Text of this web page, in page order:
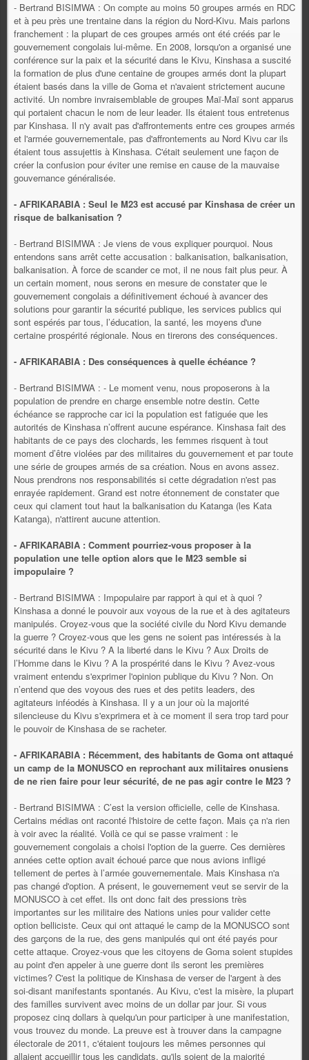
- Bertrand BISIMWA : On compte au moins 50 groupes armés en RDC
et à peu près une trentaine dans la région du Nord-Kivu. Mais parlons
franchement : la plupart de ces groupes armés ont été créés par le
gouvernement congolais lui-même. En 2008, lorsqu'on a organisé une
conférence sur la paix et la sécurité dans le Kivu, Kinshasa a suscité
la formation de plus d'une centaine de groupes armés dont la plupart
étaient basés dans la ville de Goma et n'avaient strictement aucune
activité. Un nombre invraisemblable de groupes Maï-Maï sont apparus
qui portaient chacun le nom de leur leader. Ils étaient tous entretenus
par Kinshasa. Il n'y avait pas d'affrontements entre ces groupes armés
et l'armée gouvernementale, pas d'affrontements au Nord Kivu car ils
étaient tous assujettis à Kinshasa. C'était seulement une façon de
créer la confusion pour éviter une remise en cause de la mauvaise
gouvernance généralisée.
- AFRIKARABIA : Seul le M23 est accusé par Kinshasa de créer un
risque de balkanisation ?
- Bertrand BISIMWA : Je viens de vous expliquer pourquoi. Nous
entendons sans arrêt cette accusation : balkanisation, balkanisation,
balkanisation. À force de scander ce mot, il ne nous fait plus peur. À
un certain moment, nous serons en mesure de constater que le
gouvernement congolais a définitivement échoué à avancer des
solutions pour garantir la sécurité publique, les services publics qui
sont espérés par tous, l’éducation, la santé, les moyens d'une
certaine prospérité régionale. Nous en tirerons des conséquences.
- AFRIKARABIA : Des conséquences à quelle échéance ?
- Bertrand BISIMWA : - Le moment venu, nous proposerons à la
population de prendre en charge ensemble notre destin. Cette
échéance se rapproche car ici la population est fatiguée que les
autorités de Kinshasa n’offrent aucune espérance. Kinshasa fait des
habitants de ce pays des clochards, les femmes risquent à tout
moment d’être violées par des militaires du gouvernement et par toute
une série de groupes armés de sa création. Nous en avons assez.
Nous prendrons nos responsabilités si cette dégradation n'est pas
enrayée rapidement. Grand est notre étonnement de constater que
ceux qui clament tout haut la balkanisation du Katanga (les Kata
Katanga), n'attirent aucune attention.
- AFRIKARABIA : Comment pourriez-vous proposer à la
population une telle option alors que le M23 semble si
impopulaire ?
- Bertrand BISIMWA : Impopulaire par rapport à qui et à quoi ?
Kinshasa a donné le pouvoir aux voyous de la rue et à des agitateurs
manipulés. Croyez-vous que la société civile du Nord Kivu demande
la guerre ? Croyez-vous que les gens ne soient pas intéressés à la
sécurité dans le Kivu ? A la liberté dans le Kivu ? Aux Droits de
l’Homme dans le Kivu ? A la prospérité dans le Kivu ? Avez-vous
vraiment entendu s'exprimer l'opinion publique du Kivu ? Non. On
n’entend que des voyous des rues et des petits leaders, des
agitateurs inféodés à Kinshasa. Il y a un jour où la majorité
silencieuse du Kivu s'exprimera et à ce moment il sera trop tard pour
le pouvoir de Kinshasa de se racheter.
- AFRIKARABIA : Récemment, des habitants de Goma ont attaqué
un camp de la MONUSCO en reprochant aux militaires onusiens
de ne rien faire pour leur sécurité, de ne pas agir contre le M23 ?
- Bertrand BISIMWA : C’est la version officielle, celle de Kinshasa.
Certains médias ont raconté l'histoire de cette façon. Mais ça n'a rien
à voir avec la réalité. Voilà ce qui se passe vraiment : le
gouvernement congolais a choisi l'option de la guerre. Ces dernières
années cette option avait échoué parce que nous avions infligé
tellement de pertes à l’armée gouvernementale. Mais Kinshasa n'a
pas changé d'option. A présent, le gouvernement veut se servir de la
MONUSCO à cet effet. Ils ont donc fait des pressions très
importantes sur les militaire des Nations unies pour valider cette
option belliciste. Ceux qui ont attaqué le camp de la MONUSCO sont
des garçons de la rue, des gens manipulés qui ont été payés pour
cette attaque. Croyez-vous que les citoyens de Goma soient stupides
au point d'en appeler à une guerre dont ils seront les premières
victimes? C'est la politique de Kinshasa de verser de l'argent à des
soi-disant manifestants spontanés. Au Kivu, c'est la misère, la plupart
des familles survivent avec moins de un dollar par jour. Si vous
proposez cinq dollars à quelqu'un pour participer à une manifestation,
vous trouvez du monde. La preuve est à trouver dans la campagne
électorale de 2011, c'étaient toujours les mêmes personnes qui
allaient accueillir tous les candidats, qu'ils soient de la majorité